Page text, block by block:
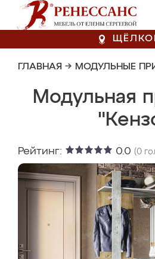
ГЛАВНАЯ → МОДУЛЬНЫЕ
Модульная
Рейтинг: 0.0 (0